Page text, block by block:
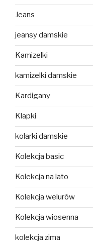
Jeans
jeansy damskie
Kamizelki
kamizelki damskie
Kardigany
Klapki
kolarki damskie
Kolekcja basic
Kolekcja na lato
Kolekcja welurów
Kolekcja wiosenna
kolekcja zima